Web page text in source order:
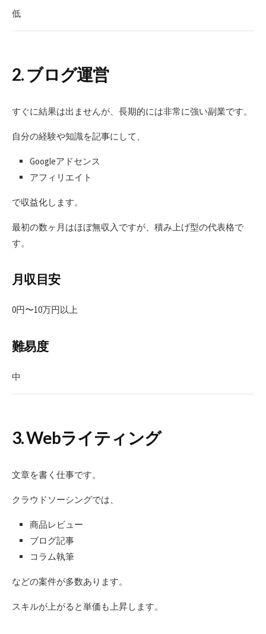
低
2. ブログ運営
すぐに結果は出ませんが、長期的には非常に強い副業です。
自分の経験や知識を記事にして、
Googleアドセンス
アフィリエイト
で収益化します。
最初の数ヶ月はほぼ無収入ですが、積み上げ型の代表格で
す。
月収目安
0円〜10万円以上
難易度
中
3. Webライティング
文章を書く仕事です。
クラウドソーシングでは、
商品レビュー
ブログ記事
コラム執筆
などの案件が多数あります。
スキルが上がると単価も上昇します。